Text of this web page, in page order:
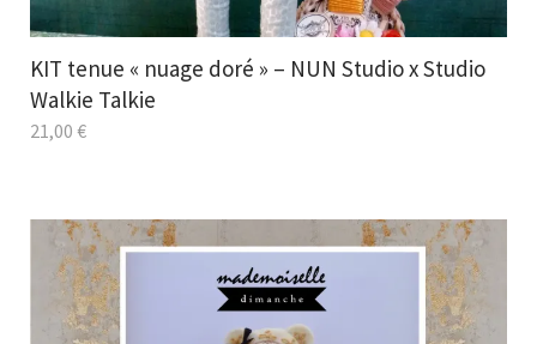
KIT tenue « nuage doré » – NUN Studio x Studio
Walkie Talkie
21,00 €